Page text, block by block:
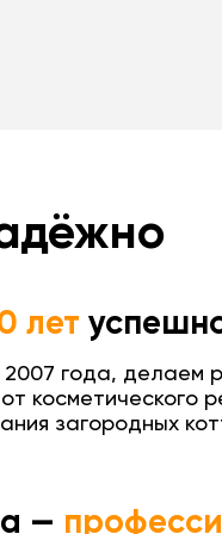
лет
года, делаем
косметического
загородных
—